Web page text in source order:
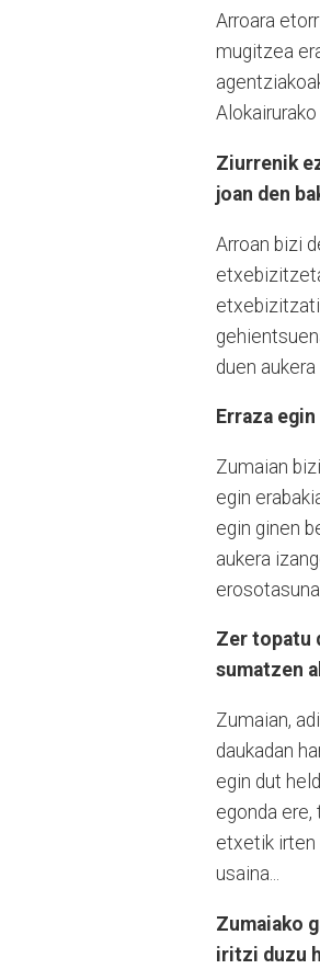
Arroara
mugitzea
Ziurrenik
joan den
Arroan bizi
duen
Erraza
Zumaian
egin
egin ginen
aukera
Zer topatu
sumatzen
Zumaian,
daukadan
egin dut
egonda ere,
etxetik irten
usaina...
Zumaiako
iritzi duzu